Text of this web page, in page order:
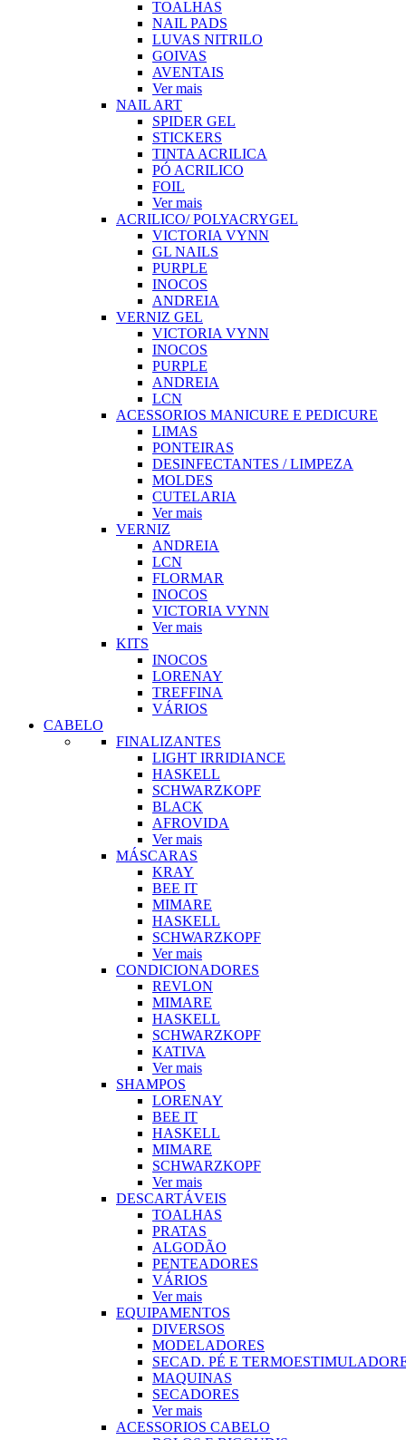
TOALHAS
NAIL PADS
LUVAS NITRILO
GOIVAS
AVENTAIS
Ver mais
NAIL ART
SPIDER GEL
STICKERS
TINTA ACRILICA
PÓ ACRILICO
FOIL
Ver mais
ACRILICO/ POLYACRYGEL
VICTORIA VYNN
GL NAILS
PURPLE
INOCOS
ANDREIA
VERNIZ GEL
VICTORIA VYNN
INOCOS
PURPLE
ANDREIA
LCN
ACESSORIOS MANICURE E PEDICURE
LIMAS
PONTEIRAS
DESINFECTANTES / LIMPEZA
MOLDES
CUTELARIA
Ver mais
VERNIZ
ANDREIA
LCN
FLORMAR
INOCOS
VICTORIA VYNN
Ver mais
KITS
INOCOS
LORENAY
TREFFINA
VÁRIOS
CABELO
FINALIZANTES
LIGHT IRRIDIANCE
HASKELL
SCHWARZKOPF
BLACK
AFROVIDA
Ver mais
MÁSCARAS
KRAY
BEE IT
MIMARE
HASKELL
SCHWARZKOPF
Ver mais
CONDICIONADORES
REVLON
MIMARE
HASKELL
SCHWARZKOPF
KATIVA
Ver mais
SHAMPOS
LORENAY
BEE IT
HASKELL
MIMARE
SCHWARZKOPF
Ver mais
DESCARTÁVEIS
TOALHAS
PRATAS
ALGODÃO
PENTEADORES
VÁRIOS
Ver mais
EQUIPAMENTOS
DIVERSOS
MODELADORES
SECAD. PÉ E
MAQUINAS
SECADORES
Ver mais
ACESSORIOS CABELO